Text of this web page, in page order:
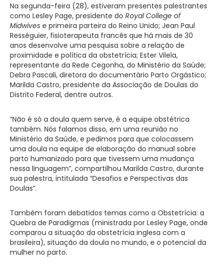
Na segunda-feira (28), estiveram presentes palestrantes
como Lesley Page, presidente do Royal College of
Midwives e primeira parteira do Reino Unido; Jean Paul
Rességuier, fisioterapeuta francês que há mais de 30
anos desenvolve uma pesquisa sobre a relação de
proximidade e política da obstetrícia; Ester Vilela,
representante da Rede Cegonha, do Ministério da Saúde;
Debra Pascali, diretora do documentário Parto Orgástico;
Marilda Castro, presidente da Associação de Doulas do
Distrito Federal, dentre outros.
“Não é só a doula quem serve, é a equipe obstétrica
também. Nós falamos disso, em uma reunião no
Ministério da Saúde, e pedimos para que colocassem
uma doula na equipe de elaboração do manual sobre
parto humanizado para que tivessem uma mudança
nessa linguagem”, compartilhou Marilda Castro, durante
sua palestra, intitulada “Desafios e Perspectivas das
Doulas”.
Também foram debatidos temas como a Obstetrícia: a
Quebra de Paradigmas (ministrada por Lesley Page, onde
comparou a situação da obstetrícia inglesa com a
brasileira), situação da doula no mundo, e o potencial da
mulher no parto.